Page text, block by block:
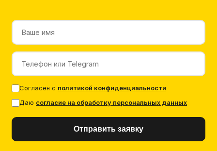
Согласен с политикой конфиденциальности
Даю согласие на обработку персональных данных
Отправить заявку